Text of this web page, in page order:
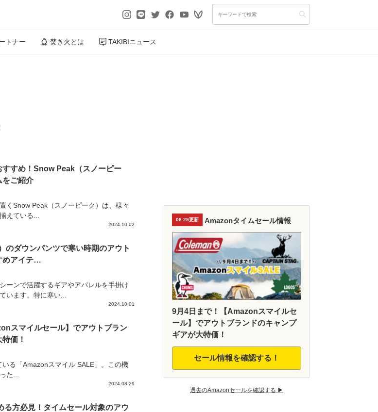
トナー 焚き火とは TAKIBIニュース
すすめ！Snow Peak（スノーピー
をご紹介
くSnow Peak（スノーピーク）は、様々
えている...
2024.10.02
のダウンパンツで寒い時期のアウト
めアイテ…
ーンで活躍するギアやアパレルを手掛け
います。特に寒い...
2024.10.01
スマイルセール】でアウトブラン
価！
る「Amazonスマイル SALE」。この機
た...
2024.08.29
る方必見！タイムセール対象のアウ
08.29更新 Amazonタイムセール情報
9月4日まで！【Amazonスマイルセ
ール】でアウトブランドのキャンプ
ギアが大特価！
セール情報を確認する！
過去のAmazonセールを確認する ▶︎